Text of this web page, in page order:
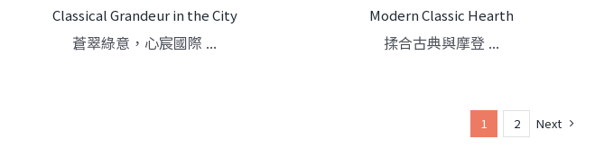
Classical Grandeur in the City
蒼翠綠意，心宸國際 ...
Modern Classic Hearth
揉合古典與摩登 ...
1 2 Next